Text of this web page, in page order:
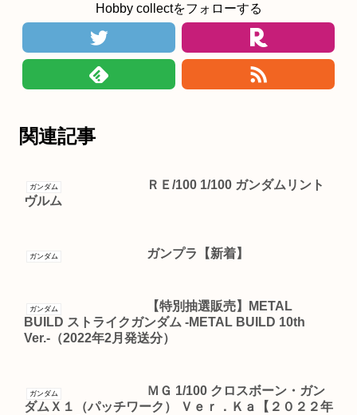
Hobby collectをフォローする
関連記事
ガンダム
ＲＥ/100 1/100 ガンダムリント
ヴルム
ガンダム ガンプラ【新着】
ガンダム
【特別抽選販売】METAL
BUILD ストライクガンダム -METAL BUILD 10th
Ver.-（2022年2月発送分）
ガンダム
ＭＧ 1/100 クロスボーン・ガン
ダムＸ１（パッチワーク） Ｖｅｒ．Ｋａ【２０２２年